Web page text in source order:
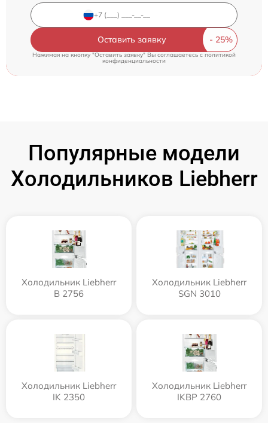
Оставить заявку
Нажимая на кнопку "Оставить заявку" Вы соглашаетесь cполитикой
конфиденциальности
Популярные модели
Холодильников Liebherr
Холодильник Liebherr
B 2756
Холодильник Liebherr
SGN 3010
Холодильник Liebherr
IK 2350
Холодильник Liebherr
IKBP 2760